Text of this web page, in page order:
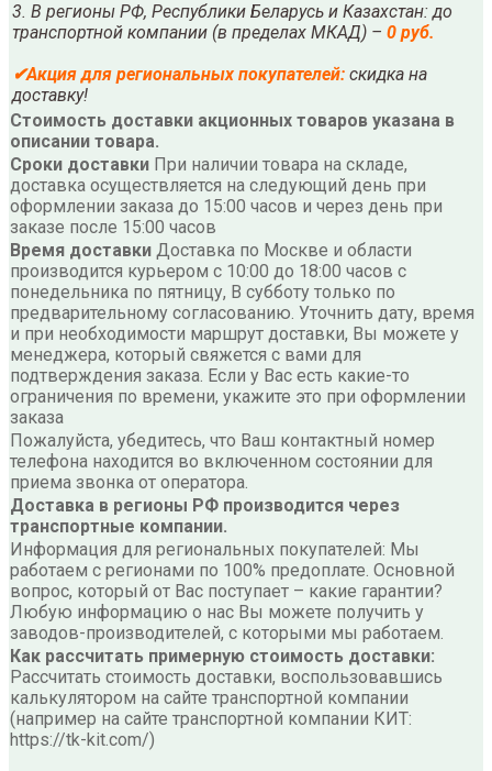
3. В регионы РФ, Республики Беларусь и Казахстан: до
транспортной компании (в пределах МКАД) – 0 руб.
✔Акция для региональных покупателей: скидка на
доставку!
Стоимость доставки акционных товаров указана в
описании товара.
Сроки доставки При наличии товара на складе,
доставка осуществляется на следующий день при
оформлении заказа до 15:00 часов и через день при
заказе после 15:00 часов
Время доставки Доставка по Москве и области
производится курьером с 10:00 до 18:00 часов с
понедельника по пятницу, В субботу только по
предварительному согласованию. Уточнить дату, время
и при необходимости маршрут доставки, Вы можете у
менеджера, который свяжется с вами для
подтверждения заказа. Если у Вас есть какие-то
ограничения по времени, укажите это при оформлении
заказа
Пожалуйста, убедитесь, что Ваш контактный номер
телефона находится во включенном состоянии для
приема звонка от оператора.
Доставка в регионы РФ производится через
транспортные компании.
Информация для региональных покупателей: Мы
работаем с регионами по 100% предоплате. Основной
вопрос, который от Вас поступает – какие гарантии?
Любую информацию о нас Вы можете получить у
заводов-производителей, с которыми мы работаем.
Как рассчитать примерную стоимость доставки:
Рассчитать стоимость доставки, воспользовавшись
калькулятором на сайте транспортной компании
(например на сайте транспортной компании КИТ:
https://tk-kit.com/)